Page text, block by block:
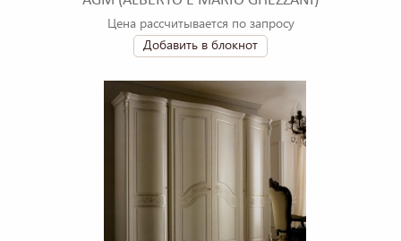
Цена рассчитывается по запросу
Добавить в блокнот